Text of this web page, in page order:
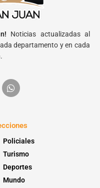
Noticias actualizadas al
departamento y en cada
Policiales
Turismo
Deportes
Mundo